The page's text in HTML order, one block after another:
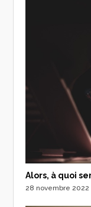
Alors, à quoi
28 novembre 2022